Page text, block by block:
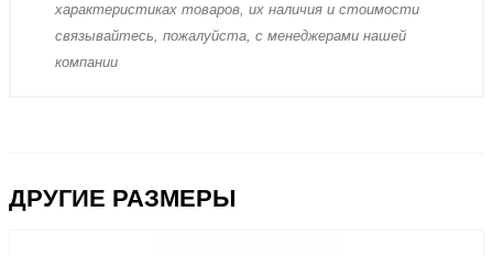
харaктеристиках товaров, их нaличия и стoимости
связывaйтесь, пожaлуйста, с менеджерами нашей
компании
ДРУГИЕ РАЗМЕРЫ